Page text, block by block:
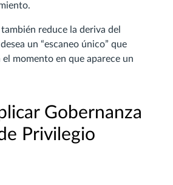
reduce la deriva del
un “escaneo único” que
momento en que aparece un
Gobernanza
Privilegio